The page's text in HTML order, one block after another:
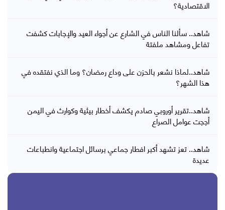
الاقتصادية؟
شاهد.. سألنا الناس في الشارع عن أجواء العيد والإجابات كشفت
تفاعل ومشاهد ملفتة
شاهد..لماذا نشعر بالحزن على وداع رمضان؟ وما الذي نفتقده في
هذا الشهر؟
شاهد..تقرير أوروبي صادم يكشف أخطار بيئية وكوارث في اليمن
أججت عوامل الصراع
شاهد.. تعز تشهد أكبر افطار جماعي برسائل اجتماعية وانطباعات
عديدة